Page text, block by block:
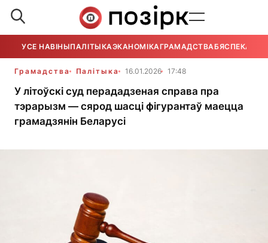
УСЕ НАВІНЫПАЛІТЫКАЭКАНОМІКАГРАМАДСТВАБЯСПЕКА
Грамадства Палітыка 16.01.2026 17:48
У літоўскі суд перададзеная справа пра
тэрарызм — сярод шасці фігурантаў маецца
грамадзянін Беларусі